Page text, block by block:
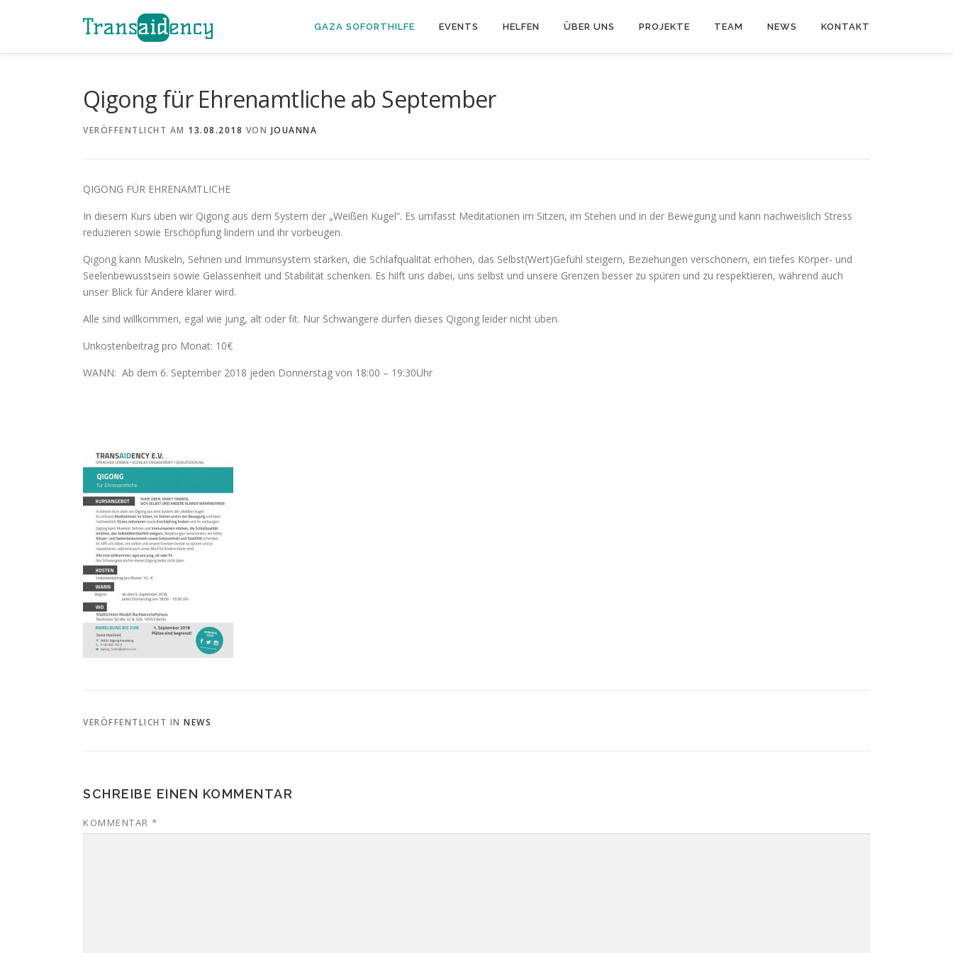
GAZA SOFORTHILFE EVENTS HELFEN ÜBER UNS PROJEKTE TEAM NEWS KONTAKT
Qigong für Ehrenamtliche ab September
VERÖFFENTLICHT AM 13.08.2018 VON JOUANNA
QIGONG FÜR EHRENAMTLICHE
In diesem Kurs üben wir Qigong aus dem System der „Weißen Kugel“. Es umfasst Meditationen im Sitzen, im Stehen und in der Bewegung und kann nachweislich Stress
reduzieren sowie Erschöpfung lindern und ihr vorbeugen.
Qigong kann Muskeln, Sehnen und Immunsystem stärken, die Schlafqualität erhöhen, das Selbst(Wert)Gefühl steigern, Beziehungen verschönern, ein tiefes Körper- und
Seelenbewusstsein sowie Gelassenheit und Stabilität schenken. Es hilft uns dabei, uns selbst und unsere Grenzen besser zu spüren und zu respektieren, während auch
unser Blick für Andere klarer wird.
Alle sind willkommen, egal wie jung, alt oder fit. Nur Schwangere dürfen dieses Qigong leider nicht üben.
Unkostenbeitrag pro Monat: 10€
WANN: Ab dem 6. September 2018 jeden Donnerstag von 18:00 – 19:30Uhr
VERÖFFENTLICHT IN NEWS
SCHREIBE EINEN KOMMENTAR
KOMMENTAR *